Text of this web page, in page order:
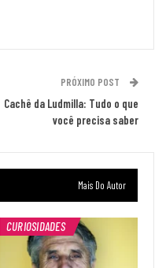
PRÓXIMO POST
Cachê da Ludmilla: Tudo o que
você precisa saber
Mais Do Autor
CURIOSIDADES